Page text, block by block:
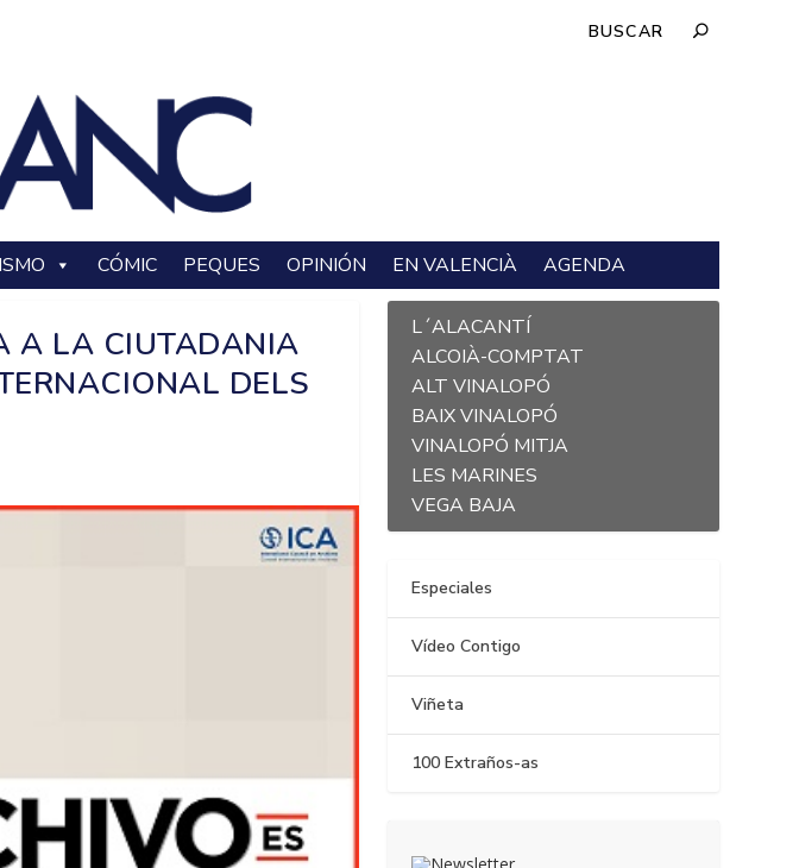
CÓMIC PEQUES OPINIÓN EN VALENCIÀ AGENDA
A LA CIUTADANIA
DELS
L´ALACANTÍ
ALCOIÀ-COMPTAT
ALT VINALOPÓ
BAIX VINALOPÓ
VINALOPÓ MITJA
LES MARINES
VEGA BAJA
Especiales
Vídeo Contigo
Viñeta
100 Extraños-as